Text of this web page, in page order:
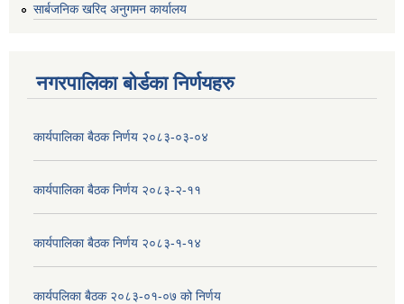
सार्बजनिक खरिद अनुगमन कार्यालय
नगरपालिका बोर्डका निर्णयहरु
कार्यपालिका बैठक निर्णय २०८३-०३-०४
कार्यपालिका बैठक निर्णय २०८३-२-११
कार्यपालिका बैठक निर्णय २०८३-१-१४
कार्यपलिका बैठक २०८३-०१-०७ को निर्णय